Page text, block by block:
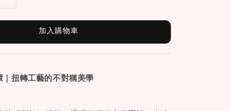
加入購物車
｜扭轉工藝的不對稱美學